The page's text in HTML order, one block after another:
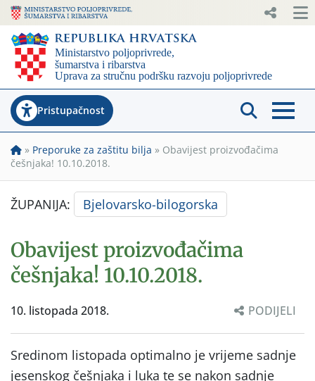
Pristupačnost
» Preporuke za zaštitu bilja » Obavijest proizvođačima
češnjaka! 10.10.2018.
ŽUPANIJA: Bjelovarsko-bilogorska
Obavijest proizvođačima
češnjaka! 10.10.2018.
10. listopada 2018. PODIJELI
Sredinom listopada optimalno je vrijeme sadnje
jesenskog češnjaka i luka te se nakon sadnje